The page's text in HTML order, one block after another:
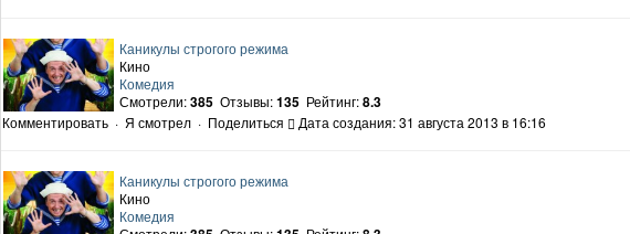
Каникулы строгого режима
Кино
Комедия
Смотрели:385 Отзывы:135 Рейтинг:8.3
Комментировать · Я смотрел · Поделиться Дата создания: 31 августа 2013 в 16:16
Каникулы строгого режима
Кино
Комедия